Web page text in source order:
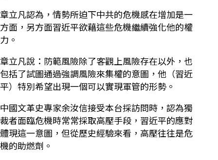
章立凡認為，情勢所迫下中共的危機感在增加是一
方面，另方面習近平欲藉這些危機繼續強化他的權
力。
章立凡說：防範風險除了客觀上風險存在以外，也
包括了試圖通過強調風險來集權的意圖，他（習近
平）特別希望出現一個可以實現軍管的形勢。
中國文革史專家余汝信接受本台採訪問時，認為獨
裁者面臨危機時常常採取高壓手段，習近平的應對
體現這一意圖，但從歷史經驗來看，高壓往往是危
機的助燃劑。